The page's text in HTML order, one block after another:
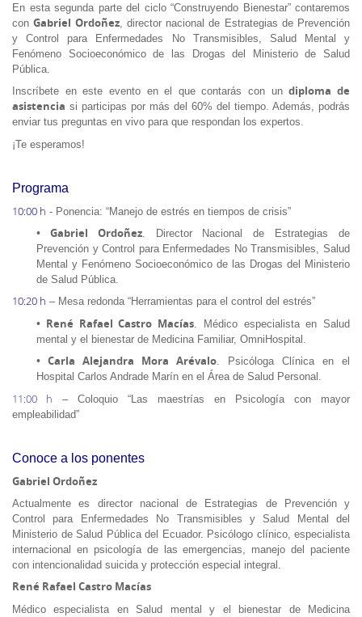
En esta segunda parte del ciclo “Construyendo Bienestar” contaremos
conGabriel Ordoñez, director nacional de Estrategias de Prevención
y Control para Enfermedades No Transmisibles, Salud Mental y
Fenómeno Socioeconómico de las Drogas del Ministerio de Salud
Pública.
Inscríbete en este evento en el que contarás con undiploma de
asistencia si participas por más del 60% del tiempo. Además, podrás
enviar tus preguntas en vivo para que respondan los expertos.
¡Te esperamos!
Programa
10:00 h - Ponencia: “Manejo de estrés en tiempos de crisis”
• Gabriel Ordoñez. Director Nacional de Estrategias de
Prevención y Control para Enfermedades No Transmisibles, Salud
Mental y Fenómeno Socioeconómico de las Drogas del Ministerio
de Salud Pública.
10:20 h – Mesa redonda “Herramientas para el control del estrés”
• René Rafael Castro Macías . Médico especialista en Salud
mental y el bienestar de Medicina Familiar, OmniHospital.
• Carla Alejandra Mora Arévalo. Psicóloga Clínica en el
Hospital Carlos Andrade Marín en el Área de Salud Personal.
11:00 h – Coloquio “Las maestrías en Psicología con mayor
empleabilidad”
Conoce a los ponentes
Gabriel Ordoñez
Actualmente es director nacional de Estrategias de Prevención y
Control para Enfermedades No Transmisibles y Salud Mental del
Ministerio de Salud Pública del Ecuador. Psicólogo clínico, especialista
internacional en psicología de las emergencias, manejo del paciente
con intencionalidad suicida y protección especial integral.
René Rafael Castro Macías
Médico especialista en Salud mental y el bienestar de Medicina